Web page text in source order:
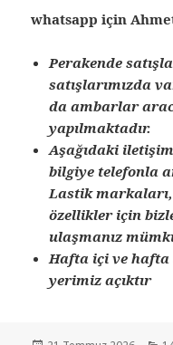
whatsapp için
Perakende
satışlarımızda
da ambarlar
yapılmaktadır.
Aşağıdaki
bilgiye telefonla
Lastik
özellikler için
ulaşmanız
Hafta içi ve hafta
yerimiz açıktır